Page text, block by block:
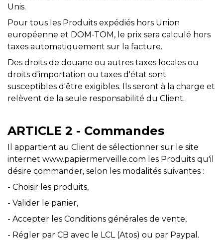
Unis.
Pour tous les Produits expédiés hors Union
européenne et DOM-TOM, le prix sera calculé hors
taxes automatiquement sur la facture.
Des droits de douane ou autres taxes locales ou
droits d'importation ou taxes d'état sont
susceptibles d'être exigibles. Ils seront à la charge et
relèvent de la seule responsabilité du Client.
ARTICLE 2 - Commandes
Il appartient au Client de sélectionner sur le site
internet www.papiermerveille.com les Produits qu'il
désire commander, selon les modalités suivantes :
- Choisir les produits,
- Valider le panier,
- Accepter les Conditions générales de vente,
- Régler par CB avec le LCL (Atos) ou par Paypal.